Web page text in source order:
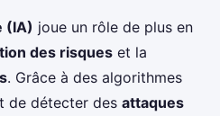
(IA) joue un rôle de plus en
des risques et la
. Grâce à des algorithmes
de détecter des attaques